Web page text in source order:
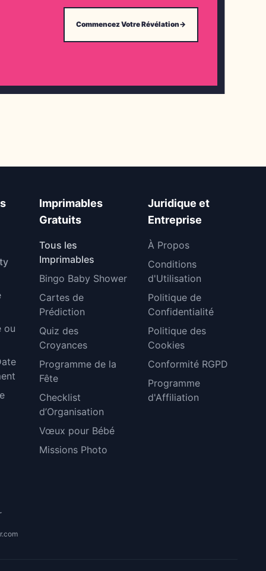
Commencez Votre Révélation→
ou
Imprimables
Gratuits
Tous les
Imprimables
Bingo Baby Shower
Cartes de
Prédiction
Quiz des
Croyances
Programme de la
Fête
Checklist
d’Organisation
Vœux pour Bébé
Missions Photo
Juridique et
Entreprise
À Propos
Conditions
d'Utilisation
Politique de
Confidentialité
Politique des
Cookies
Conformité RGPD
Programme
d'Affiliation